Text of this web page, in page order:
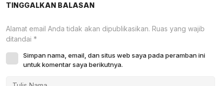
TINGGALKAN BALASAN
Alamat email Anda tidak akan dipublikasikan. Ruas yang wajib
ditandai *
Simpan nama, email, dan situs web saya pada peramban ini
untuk komentar saya berikutnya.